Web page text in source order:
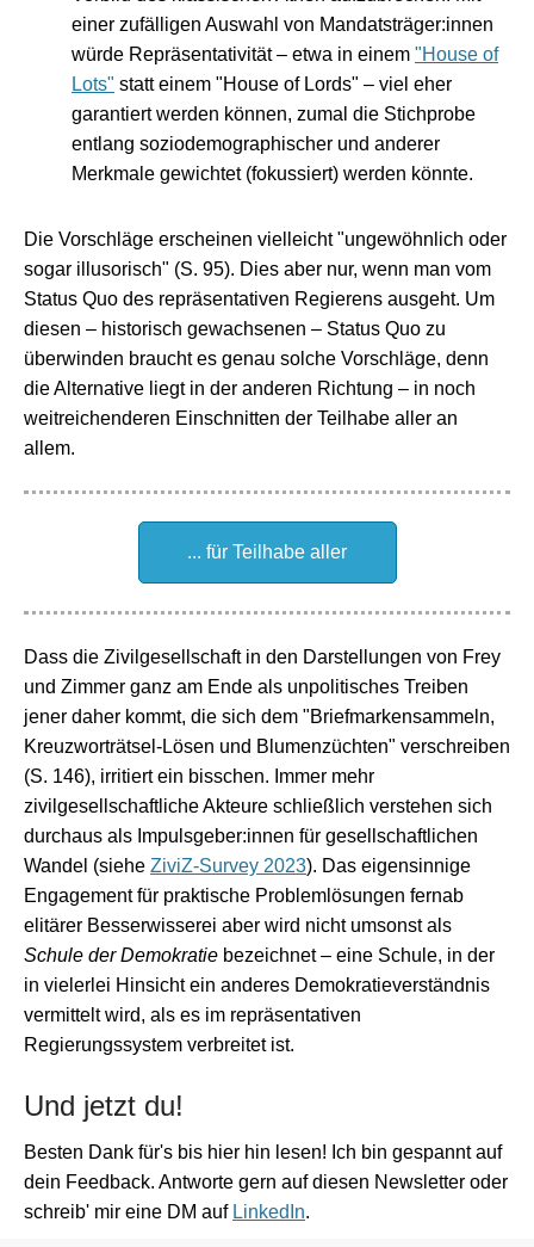
einer zufälligen Auswahl von Mandatsträger:innen
würde Repräsentativität– etwa in einem "House of
Lots" statt einem "House of Lords" – viel eher
garantiert werden können, zumal die Stichprobe
entlang soziodemographischer und anderer
Merkmale gewichtet (fokussiert) werden könnte.
Die Vorschläge erscheinen vielleicht "ungewöhnlich oder
sogar illusorisch" (S. 95). Dies aber nur, wenn man vom
Status Quo des repräsentativen Regierens ausgeht. Um
diesen – historisch gewachsenen – Status Quo zu
überwinden braucht es genau solche Vorschläge, denn
die Alternative liegt in der anderen Richtung – in noch
weitreichenderen Einschnitten der Teilhabe aller an
allem.
... für Teilhabe aller
Dass die Zivilgesellschaft in den Darstellungen von Frey
und Zimmer ganz am Ende als unpolitisches Treiben
jener daher kommt, die sich dem "Briefmarkensammeln,
Kreuzworträtsel-Lösen und Blumenzüchten" verschreiben
(S. 146), irritiert ein bisschen. Immer mehr
zivilgesellschaftliche Akteure schließlich verstehen sich
durchaus als Impulsgeber:innen für gesellschaftlichen
Wandel (siehe ZiviZ-Survey 2023). Das eigensinnige
Engagement für praktische Problemlösungen fernab
elitärer Besserwisserei aber wird nicht umsonst als
Schule der Demokratie bezeichnet– eine Schule, in der
in vielerlei Hinsicht ein anderes Demokratieverständnis
vermittelt wird, als es im repräsentativen
Regierungssystem verbreitet ist.
Und jetzt du!
Besten Dank für's bis hier hin lesen! Ich bin gespannt auf
dein Feedback. Antworte gern auf diesen Newsletter oder
schreib' mir eine DM auf LinkedIn.